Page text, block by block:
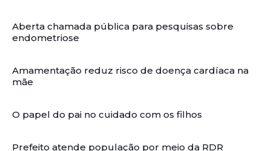
Aberta chamada pública para pesquisas sobre
endometriose
Amamentação reduz risco de doença cardíaca na
mãe
O papel do pai no cuidado com os filhos
Prefeito atende população por meio da RDR